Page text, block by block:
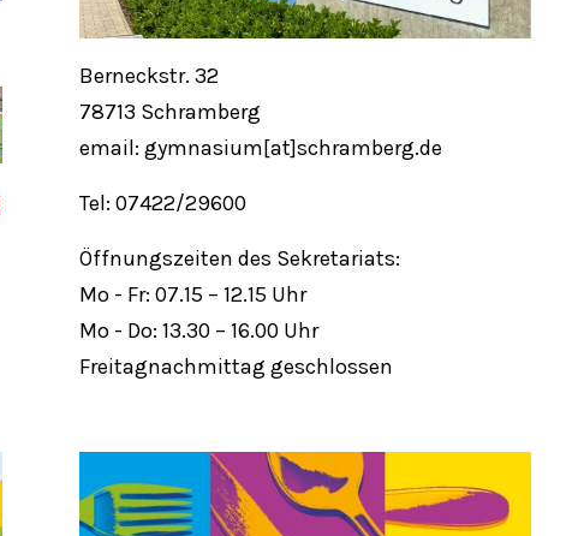
Berneckstr. 32
78713 Schramberg
email: gymnasium[at]schramberg.de
Tel: 07422/29600
Öffnungszeiten des Sekretariats:
Mo - Fr: 07.15 – 12.15 Uhr
Mo - Do: 13.30 – 16.00 Uhr
Freitagnachmittag geschlossen